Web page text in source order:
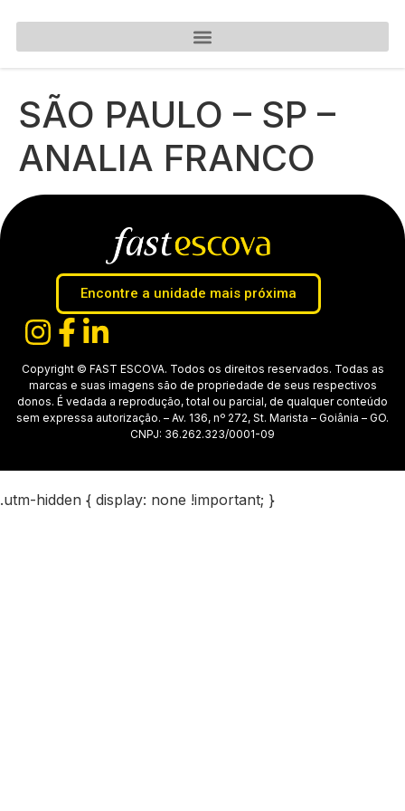
SÃO PAULO – SP –
ANALIA FRANCO
Encontre a unidade mais próxima
Copyright © FAST ESCOVA. Todos os direitos reservados. Todas as
marcas e suas imagens são de propriedade de seus respectivos
donos. É vedada a reprodução, total ou parcial, de qualquer conteúdo
sem expressa autorização. – Av. 136, nº 272, St. Marista – Goiânia – GO.
CNPJ: 36.262.323/0001-09
.utm-hidden { display: none !important; }